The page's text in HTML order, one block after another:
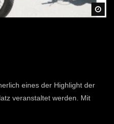
eines der Highlight der
veranstaltet werden. Mit